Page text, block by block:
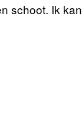
schoot. Ik